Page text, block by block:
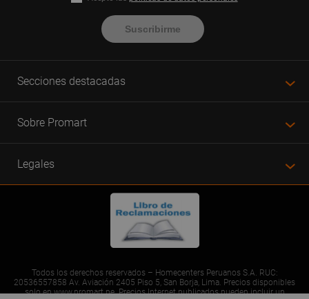
Suscribirme
Secciones destacadas
Sobre Promart
Legales
Todos los derechos reservados – Homecenters Peruanos S.A. RUC:
20536557858 Av. Aviación 2405 Piso 5, San Borja, Lima. Precios disponibles
solo en www.promart.pe. Precios Internet publicados pueden incluir un